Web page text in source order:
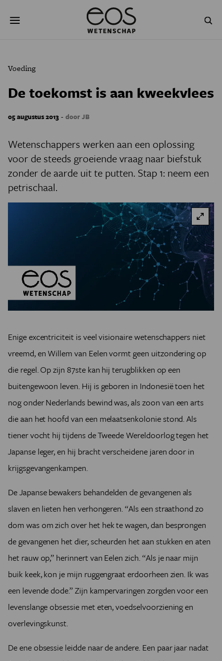
naar
PODCAST AGENDA
JONGE UITDAGERS
Voeding
De toekomst is aan kweekvlees
05 augustus 2013 - door JB
Wetenschappers werken aan een oplossing
voor de steeds groeiende vraag naar biefstuk
zonder de aarde uit te putten. Stap 1: neem een
petrischaal.
Enige excentriciteit is veel visionaire wetenschappers niet
vreemd, en Willem van Eelen vormt geen uitzondering op
die regel. Op zijn 87ste kan hij terugblikken op een
buitengewoon leven. Hij is geboren in Indonesië toen het
nog onder Nederlands bewind was, als zoon van een arts
die aan het hoofd van een melaatsenkolonie stond. Als
tiener vocht hij tijdens de Tweede Wereldoorlog tegen het
Japanse leger, en hij bracht verscheidene jaren door in
krijgsgevangenkampen.
De Japanse bewakers behandelden de gevangenen als
slaven en lieten hen verhongeren. “Als een straathond zo
dom was om zich over het hek te wagen, dan besprongen
de gevangenen het dier, scheurden het aan stukken en aten
het rauw op,” herinnert van Eelen zich. “Als je naar mijn
buik keek, kon je mijn ruggengraat erdoorheen zien. Ik was
een levende dode.” Zijn kampervaringen zorgden voor een
levenslange obsessie met eten, voedselvoorziening en
overlevingskunst.
De ene obsessie leidde naar de andere. Een paar jaar nadat